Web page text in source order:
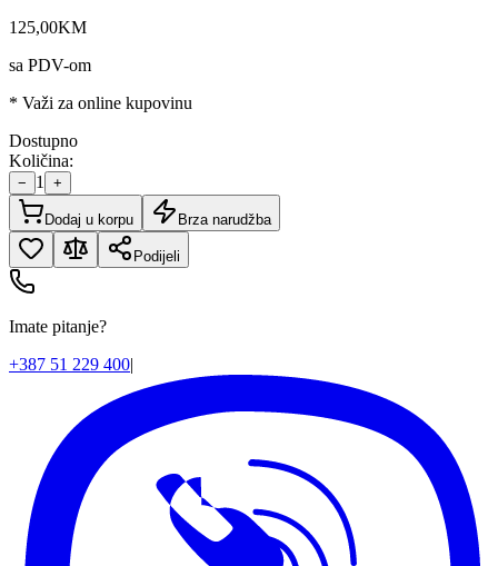
125,00KM
sa PDV-om
* Važi za online kupovinu
Dostupno
Količina:
− 1 +
Dodaj u korpu Brza narudžba
Podijeli
Imate pitanje?
+387 51 229 400|